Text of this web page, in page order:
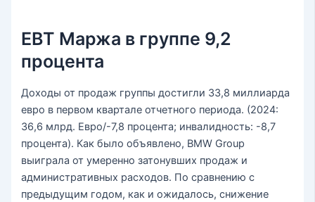
EBT Маржа в группе 9,2
процента
Доходы от продаж группы достигли 33,8 миллиарда
евро в первом квартале отчетного периода. (2024:
36,6 млрд. Евро/-7,8 процента; инвалидность: -8,7
процента). Как было объявлено, BMW Group
выиграла от умеренно затонувших продаж и
административных расходов. По сравнению с
предыдущим годом, как и ожидалось, снижение